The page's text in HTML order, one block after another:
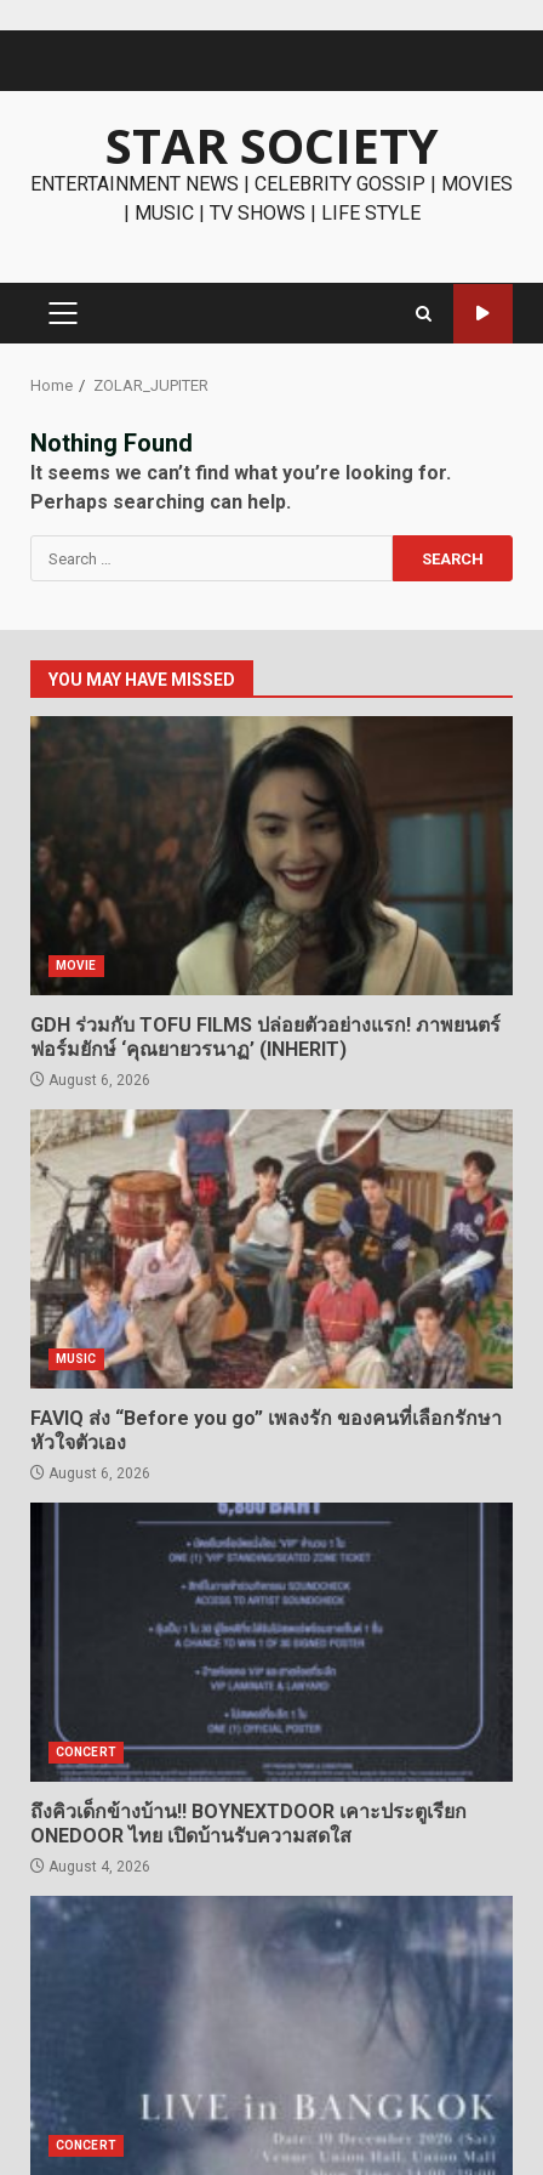
STAR SOCIETY
ENTERTAINMENT NEWS | CELEBRITY GOSSIP | MOVIES
| MUSIC | TV SHOWS | LIFE STYLE
PRIMARY
Home ZOLAR_JUPITER
Nothing Found
It seems we can’t find what you’re looking for.
Perhaps searching can help.
Search
for:
YOU MAY HAVE MISSED
MOVIE
GDH ร่วมกับ TOFU FILMS ปล่อยตัวอย่างแรก! ภาพยนตร์
ฟอร์มยักษ์ ‘คุณยายวรนาฏ’ (INHERIT)
August 6, 2026
MUSIC
FAVIQ ส่ง “Before you go” เพลงรัก ของคนที่เลือกรักษา
หัวใจตัวเอง
August 6, 2026
CONCERT
ถึงคิวเด็กข้างบ้าน!! BOYNEXTDOOR เคาะประตูเรียก
ONEDOOR ไทย เปิดบ้านรับความสดใส
August 4, 2026
CONCERT